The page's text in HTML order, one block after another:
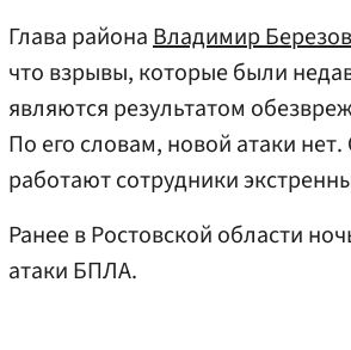
Глава районаВладимир
что взрывы, которые были
являются результатом
По его словам, новой атаки
работают сотрудники
Ранее в Ростовской области
атаки БПЛА.